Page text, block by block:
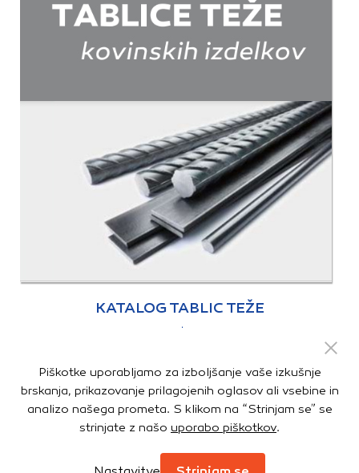
KATALOG TABLIC TEŽE
|
Piškotke uporabljamo za izboljšanje vaše izkušnje
brskanja, prikazovanje prilagojenih oglasov ali vsebine in
analizo našega prometa. S klikom na “Strinjam se” se
strinjate z našo uporabo piškotkov.